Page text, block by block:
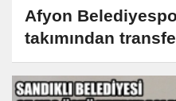
Afyon
takımından